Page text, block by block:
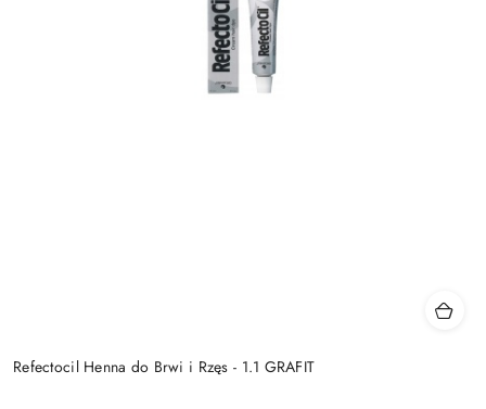
Refectocil Henna do Brwi i Rzęs - 1.1 GRAFIT